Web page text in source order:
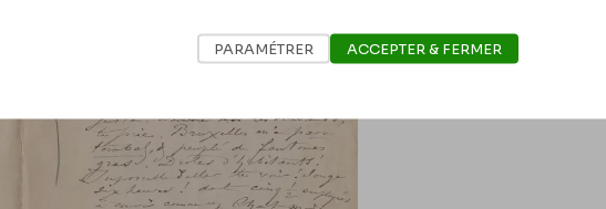
PARAMÉTRER ACCEPTER & FERMER